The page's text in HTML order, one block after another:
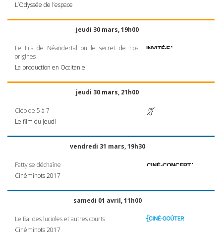
L’Odyssée de l’espace
jeudi 30 mars, 19h00
Le Fils de Néandertal ou le secret de nos
origines
La production en Occitanie
jeudi 30 mars, 21h00
Cléo de 5 à 7
Le film du jeudi
vendredi 31 mars, 19h30
Fatty se déchaîne
Cinéminots 2017
samedi 01 avril, 11h00
Le Bal des lucioles et autres courts
Cinéminots 2017